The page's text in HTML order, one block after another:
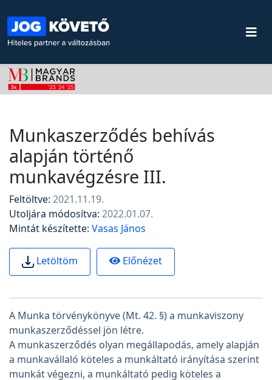
Munkaszerződés behívás
alapján történő
munkavégzésre III.
Feltöltve: 2021.11.19.
Utoljára módosítva: 2022.01.07.
Mintát készítette: Vasas János
Letöltöm Előnézet
A Munka törvénykönyve (Mt. 42. §) a munkaviszony
munkaszerződéssel jön létre.
A munkaszerződés olyan megállapodás, amely alapján
a munkavállaló köteles a munkáltató irányítása szerint
munkát végezni, a munkáltató pedig köteles a